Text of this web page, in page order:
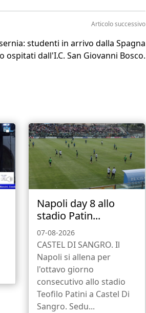
Articolo successivo
studenti in arrivo dalla Spagna
ospitati dall'I.C. San Giovanni Bosco.
Napoli day 8 allo
stadio Patin...
07-08-2026
CASTEL DI SANGRO. Il
Napoli si allena per
l'ottavo giorno
consecutivo allo stadio
Teofilo Patini a Castel Di
Sangro. Sedu...